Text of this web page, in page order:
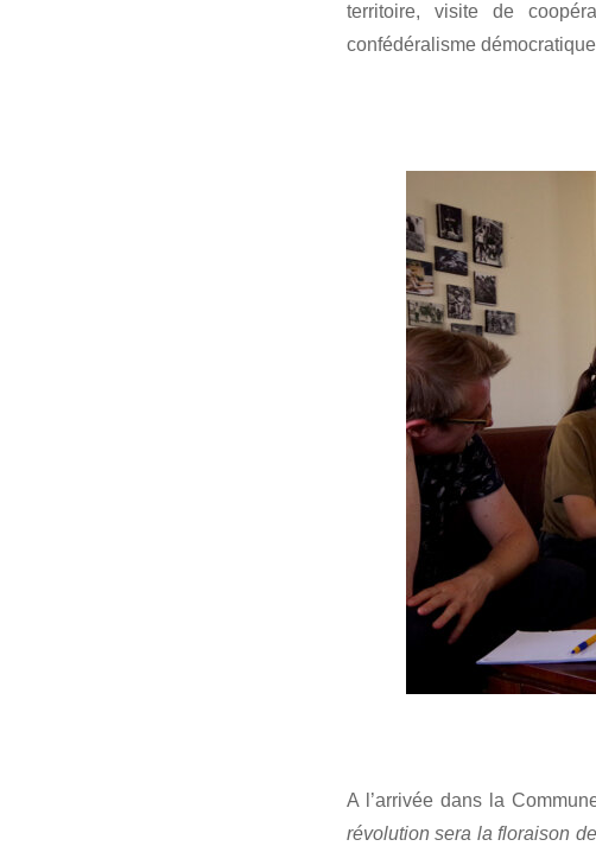
territoire, visite de
confédéralisme
A l’arrivée dans la
révolution sera la floraison